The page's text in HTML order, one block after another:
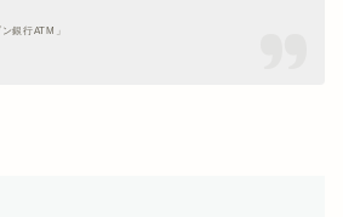
銀行ATM」